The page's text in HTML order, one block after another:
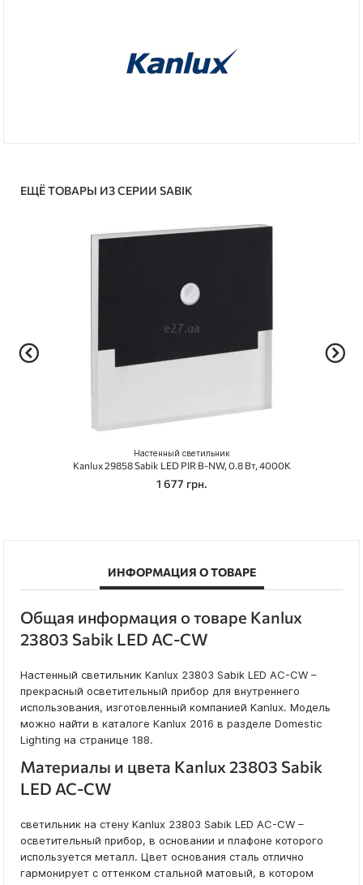
ЕЩЁ ТОВАРЫ ИЗ СЕРИИ SABIK
Настенный светильник
Kanlux 29858 Sabik LED PIR B-NW, 0.8 Вт, 4000K
1 677 грн.
ИНФОРМАЦИЯ О ТОВАРЕ
Общая информация о товаре Kanlux
23803 Sabik LED AC-CW
Настенный светильник Kanlux 23803 Sabik LED AC-CW –
прекрасный осветительный прибор для внутреннего
использования, изготовленный компанией Kanlux. Модель
можно найти в каталоге Kanlux 2016 в разделе Domestic
Lighting на странице 188.
Материалы и цвета Kanlux 23803 Sabik
LED AC-CW
светильник на стену Kanlux 23803 Sabik LED AC-CW –
осветительный прибор, в основании и плафоне которого
используется металл. Цвет основания сталь отлично
гармонирует с оттенком стальной матовый, в котором